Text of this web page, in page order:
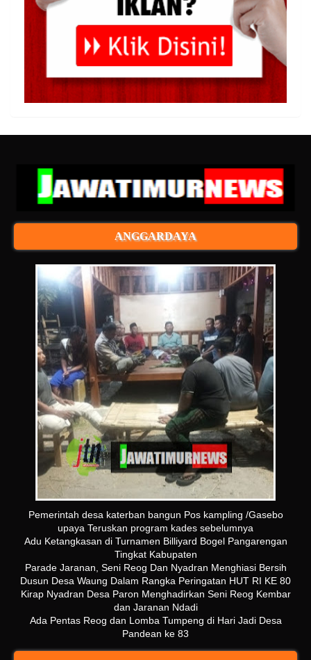
ANGGARDAYA
Pemerintah desa katerban bangun Pos kampling /Gasebo
upaya Teruskan program kades sebelumnya
Adu Ketangkasan di Turnamen Billiyard Bogel Pangarengan
Tingkat Kabupaten
Parade Jaranan, Seni Reog Dan Nyadran Menghiasi Bersih
Dusun Desa Waung Dalam Rangka Peringatan HUT RI KE 80
Kirap Nyadran Desa Paron Menghadirkan Seni Reog Kembar
dan Jaranan Ndadi
Ada Pentas Reog dan Lomba Tumpeng di Hari Jadi Desa
Pandean ke 83